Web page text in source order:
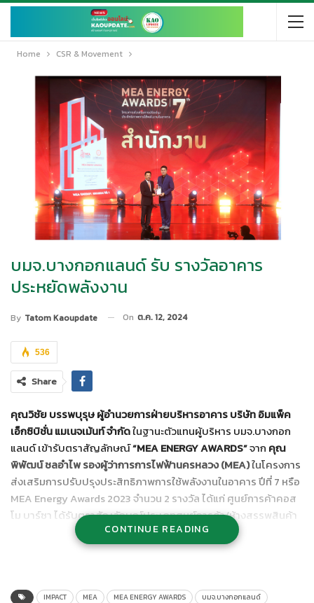
Home CSR & Movement
บมจ.บางกอกแลนด์ รับ รางวัลอาคาร
ประหยัดพลังงาน
By Tatom Kaoupdate On ต.ค. 12, 2024
536
Share
คุณวิชัย บรรพบุรุษ ผู้อำนวยการฝ่ายบริหารอาคาร บริษัท อิมแพ็ค
เอ็กซิบิชั่น แมเนจเม้นท์ จำกัดในฐานะตัวแทนผู้บริหาร บมจ.บางกอก
แลนด์ เข้ารับตราสัญลักษณ์“MEA ENERGY AWARDS”จาก คุณ
พิพัฒน์ ชลอำไพ รองผู้ว่าการการไฟฟ้านครหลวง (MEA)ในโครงการ
ส่งเสริมการปรับปรุงประสิทธิภาพการใช้พลังงานในอาคาร ปีที่ 7 หรือ
MEA Energy Awards 2023 จำนวน 2 รางวัล ได้แก่ ศูนย์การค้าคอส
โม บาร์ซา ได้รับตราสัญลักษณ์ประเภทศูนย์การค้า/ห้างสรรพสินค้า
และอาคารคอสโม ออฟฟิศ พาร์ค ได้รับตราสัญลักษณ์ประเภทอาคาร
สำนักงาน ถือเป็นการตอกย้ำถึงความมุ่งมั่นในการดำเนินธุรกิจตาม
CONTINUE READING
IMPACT MEA MEA ENERGY AWARDS
บมจ.บางกอกแลนด์